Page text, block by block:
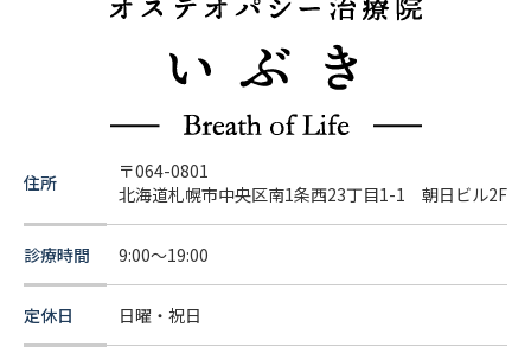
住所
〒064-0801
北海道札幌市中央区南1条西23丁目1-1 朝日ビル2F
診療時間 9:00～19:00
定休日 日曜・祝日